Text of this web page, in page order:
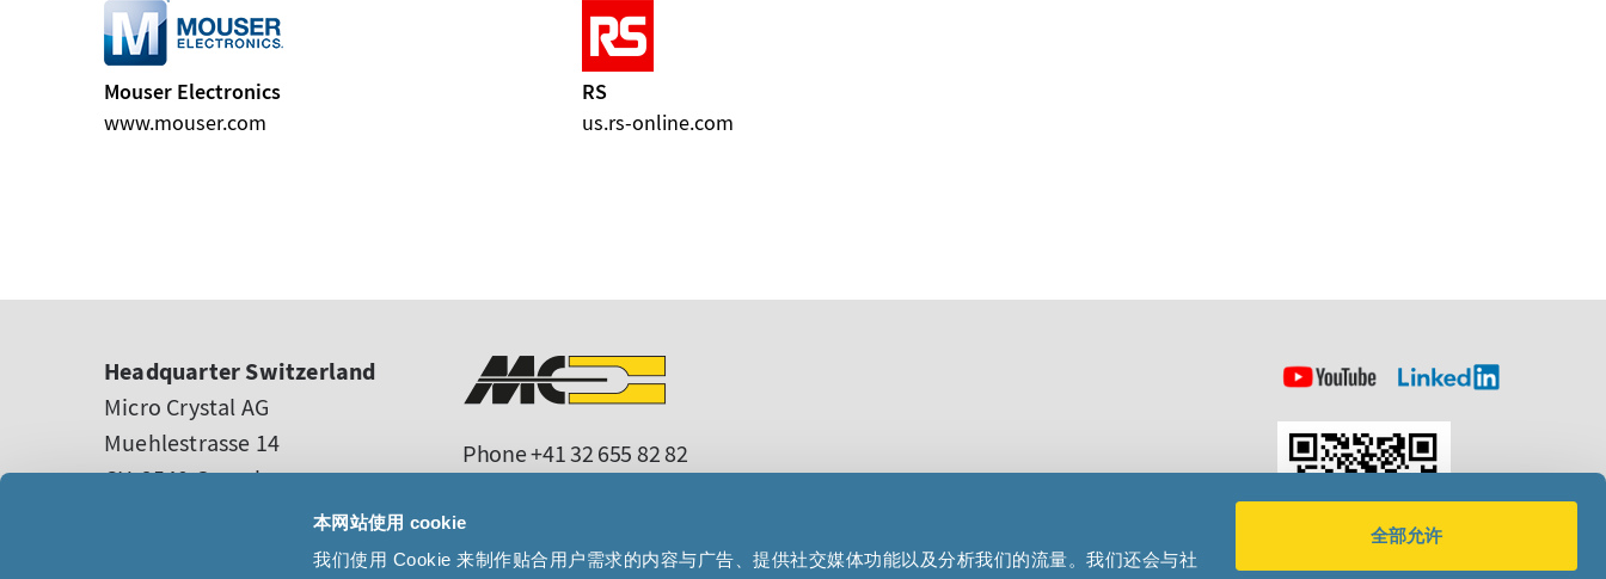
本网站使用 cookie
我们使用 Cookie 来制作贴合用户需求的内容与广告、提供社交媒体功能以及分析我们的流量。我们还会与社
全部允许
Mouser Electronics
www.mouser.com
RS
us.rs-online.com
Headquarter Switzerland
Micro Crystal AG
Muehlestrasse 14
CH-2540 Grenchen
Phone +41 32 655 82 82
tech-support